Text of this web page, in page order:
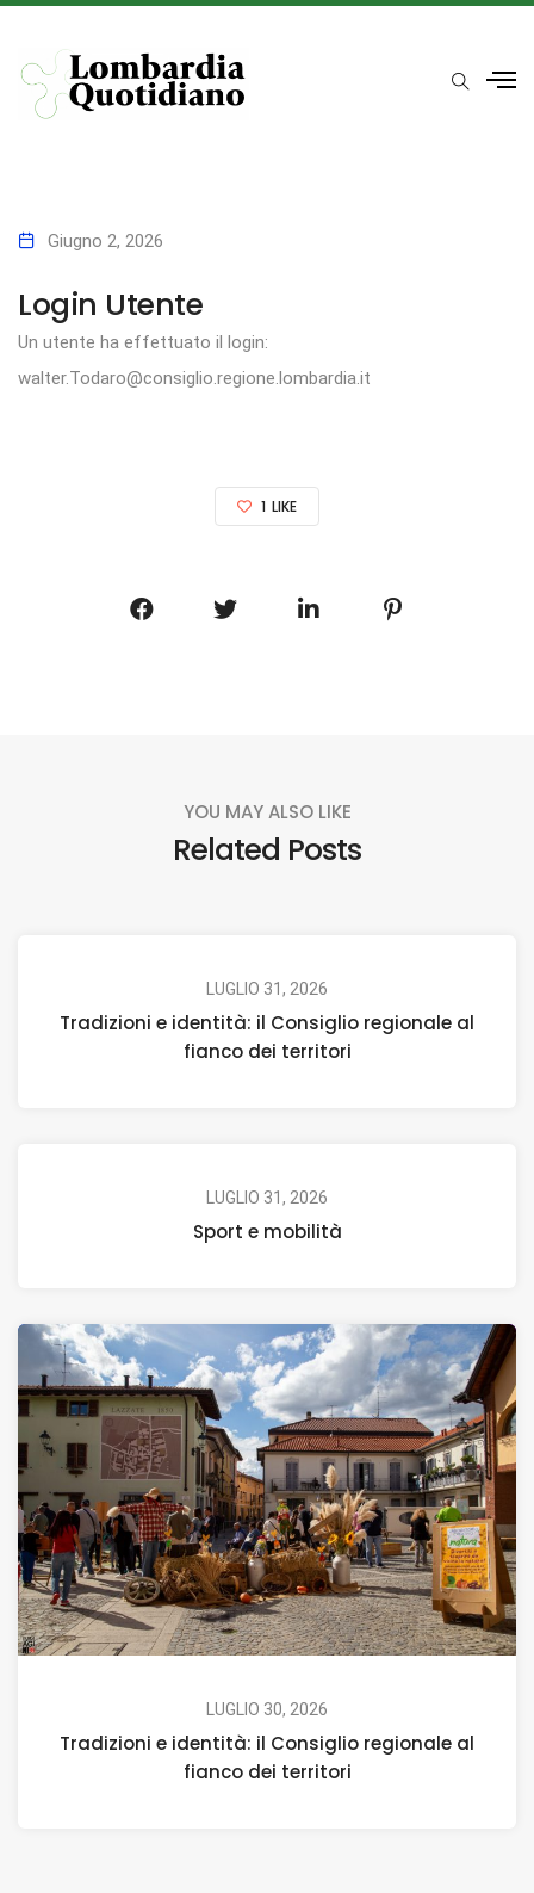
Giugno 2, 2026
Login Utente
Un utente ha effettuato il login:
walter.Todaro@consiglio.regione.lombardia.it
1 LIKE
YOU MAY ALSO LIKE
Related Posts
LUGLIO 31, 2026
Tradizioni e identità: il Consiglio regionale al
fianco dei territori
LUGLIO 31, 2026
Sport e mobilità
LUGLIO 30, 2026
Tradizioni e identità: il Consiglio regionale al
fianco dei territori